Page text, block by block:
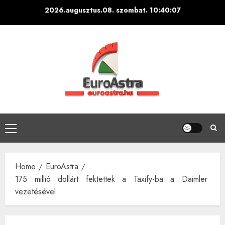
2026.augusztus.08. szombat. 10:40:08
Primary
Menu
Home
EuroAstra
175 millió dollárt fektettek a Taxify-ba a Daimler
vezetésével